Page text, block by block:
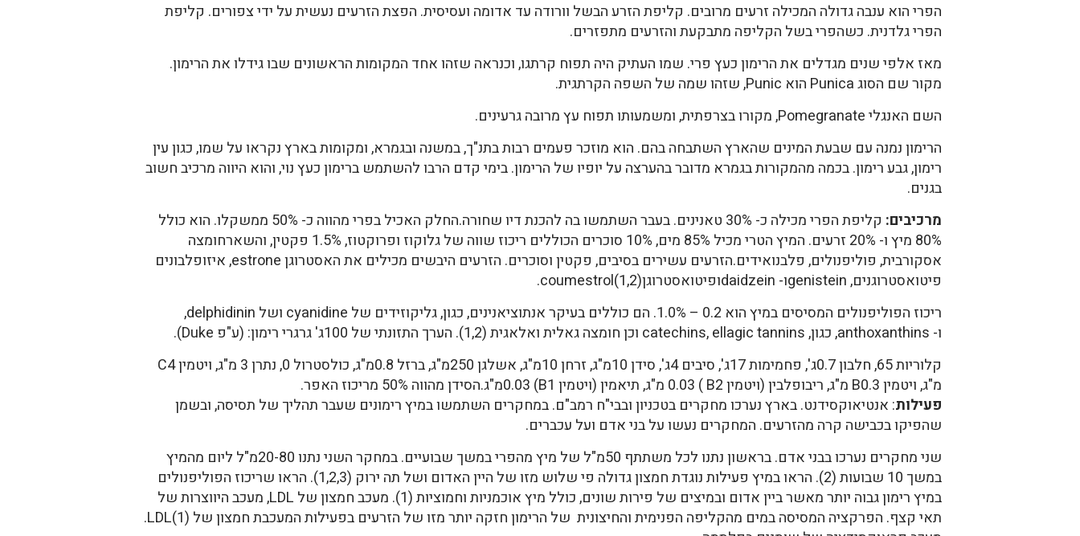
הפרי הוא ענבה גדולה המכילה זרעים מרובים. קליפת הזרע הבשל וורודה עד אדומה ועסיסית. הפצת הזרעים נעשית על ידי צפורים. קליפת
הפרי גלדנית. כשהפרי בשל הקליפה מתבקעת והזרעים מתפזרים.
מאז אלפי שנים מגדלים את הרימון כעץ פרי. שמו העתיק היה תפוח קרתגו, וכנראה שזהו אחד המקומות הראשונים שבו גידלו את הרימון.
מקור שם הסוג Punica הוא Punic, שזהו שמה של השפה הקרתגית.
השם האנגלי Pomegranate, מקורו בצרפתית, ומשמעותו תפוח עץ מרובה גרעינים.
הרימון נמנה עם שבעת המינים שהארץ השתבחה בהם. הוא מוזכר פעמים רבות בתנ"ך, במשנה ובגמרא, ומקומות בארץ נקראו על שמו, כגון עין
רימון, גבע רימון. בכמה מהמקורות בגמרא מדובר בהערצה על יופיו של הרימון. בימי קדם הרבו להשתמש ברימון כעץ נוי, והוא היווה מרכיב חשוב
בגנים.
מרכיבים:
קליפת הפרי מכילה כ- 30% טאנינים. בעבר השתמשו בה להכנת דיו שחורה.החלק האכיל בפרי מהווה כ- 50% ממשקלו. הוא כולל
80% מיץ ו- 20% זרעים. המיץ הטרי מכיל 85% מים, 10% סוכרים הכוללים ריכוז שווה של גלוקוז ופרוקטוז, 1.5% פקטין, והשארחומצה
אסקורבית, פוליפנולים, פלבנואידים.הזרעים עשירים בסיבים, פקטין וסוכרים. הזרעים היבשים מכילים את האסטרוגן estrone, איזופלבונים
פיטואסטרוגנים, genisteinו- daidzeinופיטואסטרוגןcoumestrol(1,2).
ריכוז הפוליפנולים המסיסים במיץ הוא 0.2 – 1.0%. הם כוללים בעיקר אנתוציאנינים, כגון, גליקוזידים של cyanidine ושל delphidinin,
ו- anthoxanthins, כגון, catechins, ellagic tannins וכן חומצה גאלית ואלאגית (1,2). הערך התזונתי של 100ג' גרגרי רימון: (ע"פ Duke).
קלוריות 65, חלבון 0.7ג', פחמימות 17ג', סיבים 4ג', סידן 10מ"ג, זרחן 10מ"ג, אשלגן 250מ"ג, ברזל 0.8מ"ג, כולסטרול 0, נתרן 3 מ"ג, ויטמין C4
מ"ג, ויטמין B0.3 מ"ג, ריבופלבין (ויטמין B2 ) 0.03 מ"ג, תיאמין (ויטמין B1) 0.03מ"ג.הסידן מהווה 50% מריכוז האפר.
פעילות: אנטיאוקסידנט. בארץ נערכו מחקרים בטכניון ובבי"ח רמב"ם. במחקרים השתמשו במיץ רימונים שעבר תהליך של תסיסה, ובשמן
שהפיקו בכבישה קרה מהזרעים. המחקרים נעשו על בני אדם ועל עכברים.
שני מחקרים נערכו בבני אדם. בראשון נתנו לכל משתתף 50מ"ל של מיץ מהפרי במשך שבועיים. במחקר השני נתנו 20-80מ"ל ליום מהמיץ
במשך 10 שבועות (2). הראו במיץ פעילות נוגדת חמצון גדולה פי שלוש מזו של היין האדום ושל תה ירוק (1,2,3). הראו שריכוז הפוליפנולים
במיץ רימון גבוה יותר מאשר ביין אדום ובמיצים של פירות שונים, כולל מיץ אוכמניות וחמוציות (1). מעכב חמצון של LDL, מעכב היווצרות של
תאי קצף. הפרקציה המסיסה במים מהקליפה הפנימית והחיצונית של הרימון חזקה יותר מזו של הזרעים בפעילות המעכבת חמצון של LDL(1).